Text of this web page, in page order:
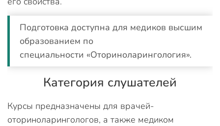
Подготовка доступна для медиков высшим
образованием по
специальности «Оториноларингология».
Категория слушателей
Курсы предназначены для врачей-
оториноларингологов, а также медиком